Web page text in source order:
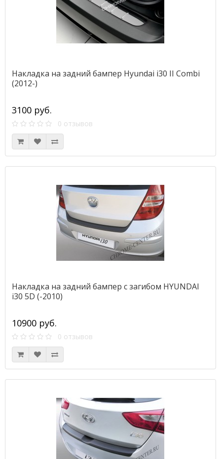
Накладка на задний бампер Hyundai i30 II Combi
(2012-)
3100 руб.
0 отзывов
Накладка на задний бампер с загибом HYUNDAI
i30 5D (-2010)
10900 руб.
0 отзывов